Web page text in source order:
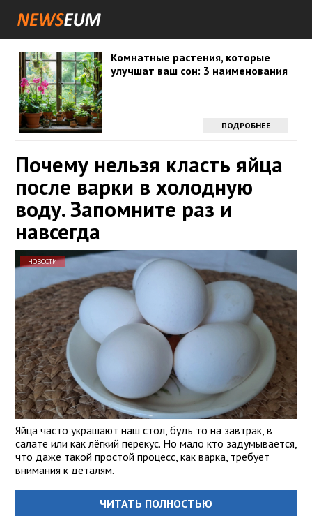
Комнатные растения, которые
улучшат ваш сон: 3 наименования
ПОДРОБНЕЕ
Почему нельзя класть яйца
после варки в холодную
воду. Запомните раз и
навсегда
НОВОСТИ
Яйца часто украшают наш стол, будь то на завтрак, в
салате или как лёгкий перекус. Но мало кто задумывается,
что даже такой простой процесс, как варка, требует
внимания к деталям.
ЧИТАТЬ ПОЛНОСТЬЮ